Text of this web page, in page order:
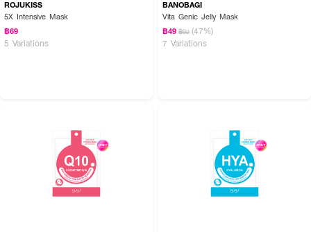
ROJUKISS
5X Intensive Mask
฿69
5 Variations
BANOBAGI
Vita Genic Jelly Mask
฿49 ฿92 (47%)
7 Variations